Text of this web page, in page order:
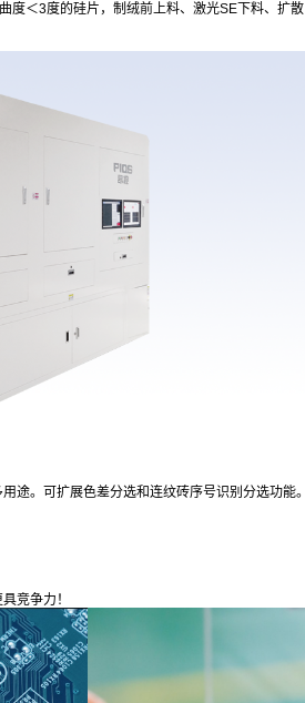
度＜3度的硅片，制绒前上料、激光SE下料、扩散
途。可扩展色差分选和连纹砖序号识别分选功能。
竞争力！